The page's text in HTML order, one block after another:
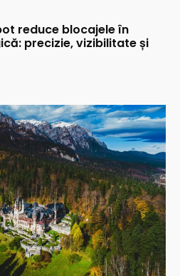
reduce blocajele în
precizie, vizibilitate și